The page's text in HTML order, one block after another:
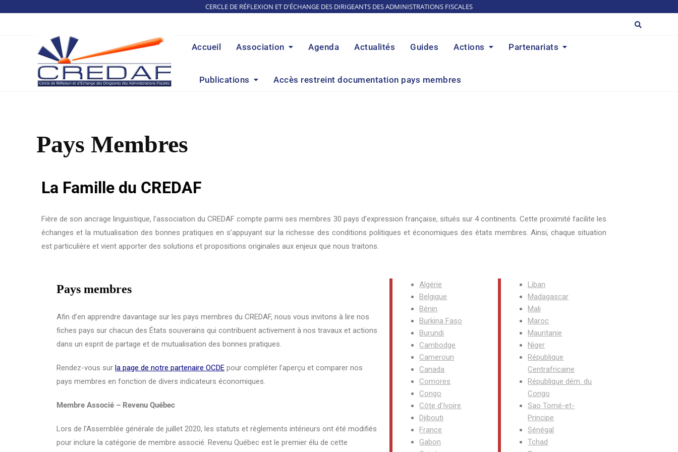
CERCLE DE RÉFLEXION ET D'ÉCHANGE DES DIRIGEANTS DES ADMINISTRATIONS FISCALES
Accueil Association Agenda Actualités Guides Actions Partenariats
Publications Accès restreint documentation pays membres
Pays Membres
La Famille du CREDAF
Fière de son ancrage linguistique, l’association du CREDAF compte parmi ses membres 30 pays d’expression française, situés sur 4 continents. Cette proximité facilite les
échanges et la mutualisation des bonnes pratiques en s’appuyant sur la richesse des conditions politiques et économiques des états membres. Ainsi, chaque situation
est particulière et vient apporter des solutions et propositions originales aux enjeux que nous traitons.
Pays membres
Afin d’en apprendre davantage sur les pays membres du CREDAF, nous vous invitons à lire nos
fiches pays sur chacun des États souverains qui contribuent activement à nos travaux et actions
dans un esprit de partage et de mutualisation des bonnes pratiques.
Rendez-vous sur la page de notre partenaire OCDE pour compléter l’aperçu et comparer nos
pays membres en fonction de divers indicateurs économiques.
Membre Associé – Revenu Québec
Lors de l’Assemblée générale de juillet 2020, les statuts et règlements intérieurs ont été modifiés
pour inclure la catégorie de membre associé. Revenu Québec est le premier élu de cette
Algérie
Belgique
Bénin
Burkina Faso
Burundi
Cambodge
Cameroun
Canada
Comores
Congo
Côte d’Ivoire
Djibouti
France
Gabon
Liban
Madagascar
Mali
Maroc
Mauritanie
Niger
République
Centrafricaine
République dém. du
Congo
Sao Tomé-et-
Principe
Sénégal
Tchad